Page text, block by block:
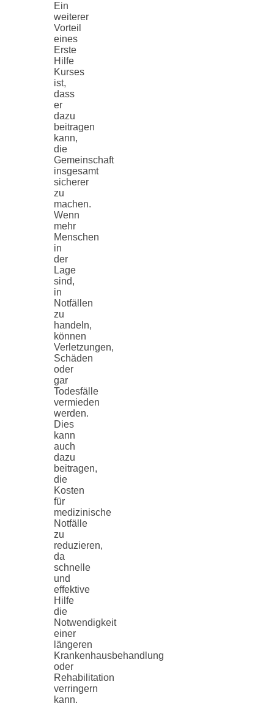
Ein
weiterer
Vorteil
eines
Erste
Hilfe
Kurses
ist,
dass
er
dazu
beitragen
kann,
die
Gemeinschaft
insgesamt
sicherer
zu
machen.
Wenn
mehr
Menschen
in
der
Lage
sind,
in
Notfällen
zu
handeln,
können
Verletzungen,
Schäden
oder
gar
Todesfälle
vermieden
werden.
Dies
kann
auch
dazu
beitragen,
die
Kosten
für
medizinische
Notfälle
zu
reduzieren,
da
schnelle
und
effektive
Hilfe
die
Notwendigkeit
einer
längeren
Krankenhausbehandlung
oder
Rehabilitation
verringern
kann.